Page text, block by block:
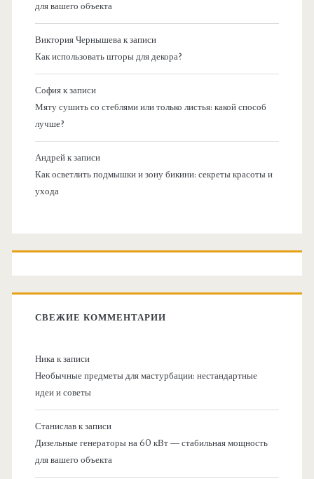
для вашего объекта
Виктория Чернышевак записи
Как использовать шторы для декора?
Софияк записи
Мяту сушить со стеблями или только листья: какой способ
лучше?
Андрейк записи
Как осветлить подмышки и зону бикини: секреты красоты и
ухода
СВЕЖИЕ КОММЕНТАРИИ
Никак записи
Необычные предметы для мастурбации: нестандартные
идеи и советы
Станиславк записи
Дизельные генераторы на 60 кВт — стабильная мощность
для вашего объекта